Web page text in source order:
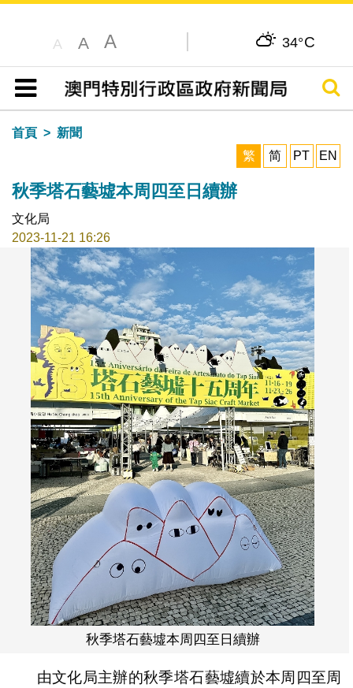
A A A 34°C
目錄
搜尋
首頁
新聞
繁
简 PT EN
秋季塔石藝墟本周四至日續辦
文化局
2023-11-21 16:26
秋季塔石藝墟本周四至日續辦
由文化局主辦的秋季塔石藝墟續於本周四至周